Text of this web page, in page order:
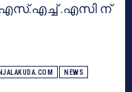
.എസ്.എച്ച് .എസി ന്
NEWS